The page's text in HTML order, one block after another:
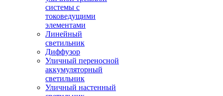
системы с
токоведущими
элементами
Линейный
светильник
Диффузор
Уличный переносной
аккумуляторный
светильник
Уличный настенный